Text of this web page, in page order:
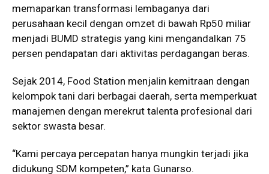
memaparkan transformasi lembaganya dari
perusahaan kecil dengan omzet di bawah Rp50 miliar
menjadi BUMD strategis yang kini mengandalkan 75
persen pendapatan dari aktivitas perdagangan beras.
Sejak 2014, Food Station menjalin kemitraan dengan
kelompok tani dari berbagai daerah, serta memperkuat
manajemen dengan merekrut talenta profesional dari
sektor swasta besar.
“Kami percaya percepatan hanya mungkin terjadi jika
didukung SDM kompeten,” kata Gunarso.